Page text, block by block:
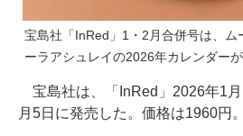
宝島社「InRed」1・2月合併号は、ム
ーラアシュレイの2026年カレンダー
宝島社は、「InRed」2026年1
月5日に発売した。価格は1960円。